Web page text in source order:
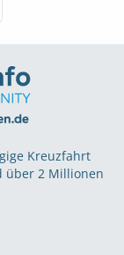
Kreuzfahrt
über 2 Millionen